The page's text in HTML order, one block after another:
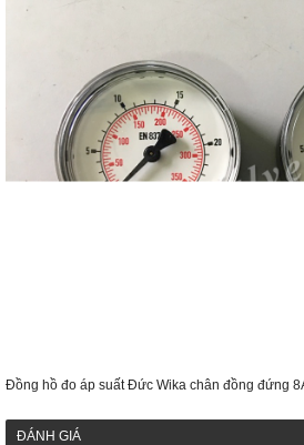
Đồng hồ đo áp suất Đức Wika chân đồng đứng
ĐÁNH GIÁ